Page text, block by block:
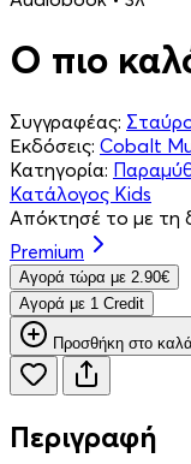
Ο πιο
Συγγραφέας:
Εκδόσεις: Cobalt
Κατηγορία:
Κατάλογος Kids
Απόκτησέ το με τη
Premium
Aγορά τώρα με 2.90€
Aγορά με 1 Credit
Προσθήκη στο
Περιγραφή